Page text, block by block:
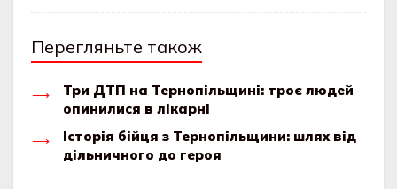
Перегляньте також
Три ДТП на Тернопільщині: троє людей
опинилися в лікарні
Історія бійця з Тернопільщини: шлях від
дільничного до героя